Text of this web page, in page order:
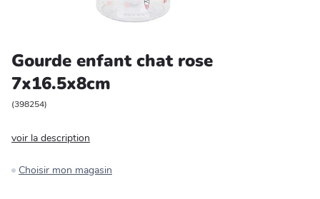
Entretien et rangement
Animalerie
Gourde enfant chat rose
7x16.5x8cm
(398254)
voir la description
Choisir mon magasin